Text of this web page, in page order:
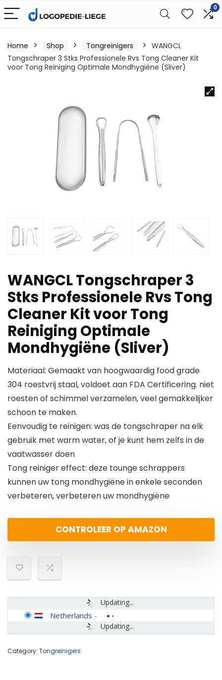
0
Home Shop Tongreinigers
WANGCL
Tongschraper 3 Stks Professionele Rvs Tong Cleaner Kit
voor Tong Reiniging Optimale Mondhygiëne (Sliver)
WANGCL Tongschraper 3
Stks Professionele Rvs Tong
Cleaner Kit voor Tong
Reiniging Optimale
Mondhygiëne (Sliver)
Materiaal: Gemaakt van hoogwaardig food grade
304 roestvrij staal, voldoet aan FDA Certificering. niet
roesten of schimmel verzamelen, veel gemakkelijker
schoon te maken.
Eenvoudig te reinigen: was de tongschraper na elk
gebruik met warm water, of je kunt hem zelfs in de
vaatwasser doen
Tong reiniger effect: deze tounge schrappers
kunnen uw tong mondhygiëne in enkele seconden
verbeteren, verbeteren uw mondhygiëne
CONTROLEER OP AMAZON
Updating...
Updating...
Netherlands -
Category: Tongreinigers